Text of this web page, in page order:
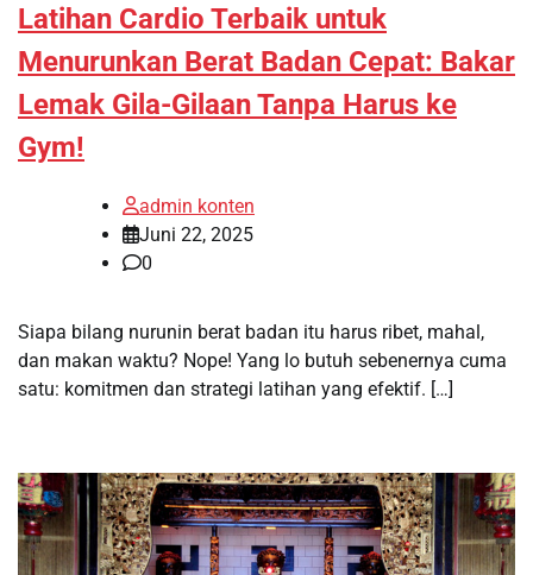
Latihan Cardio Terbaik untuk
Menurunkan Berat Badan Cepat: Bakar
Lemak Gila-Gilaan Tanpa Harus ke
Gym!
admin konten
Juni 22, 2025
0
Siapa bilang nurunin berat badan itu harus ribet, mahal,
dan makan waktu? Nope! Yang lo butuh sebenernya cuma
satu: komitmen dan strategi latihan yang efektif. […]